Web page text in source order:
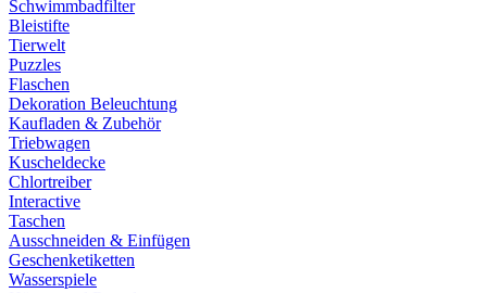
Schwimmbadfilter
Bleistifte
Tierwelt
Puzzles
Flaschen
Dekoration Beleuchtung
Kaufladen & Zubehör
Triebwagen
Kuscheldecke
Chlortreiber
Interactive
Taschen
Ausschneiden & Einfügen
Geschenketiketten
Wasserspiele